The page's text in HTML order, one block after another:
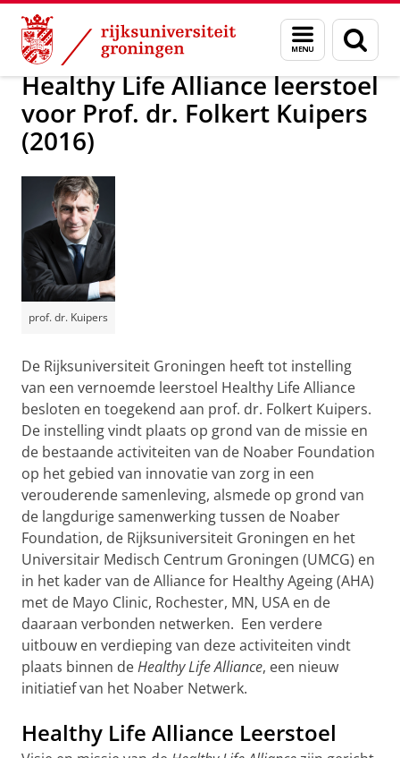
Skip
Content
Skip
Navigation
Menu
en
zoeken
Over ons Vernoemde leerstoelen
Healthy Life Alliance leerstoel
voor Prof. dr. Folkert Kuipers
(2016)
prof. dr. Kuipers
De Rijksuniversiteit Groningen heeft tot instelling
van een vernoemde leerstoel Healthy Life Alliance
besloten en toegekend aan prof. dr. Folkert Kuipers.
De instelling vindt plaats op grond van de missie en
de bestaande activiteiten van de Noaber Foundation
op het gebied van innovatie van zorg in een
verouderende samenleving, alsmede op grond van
de langdurige samenwerking tussen de Noaber
Foundation, de Rijksuniversiteit Groningen en het
Universitair Medisch Centrum Groningen (UMCG) en
in het kader van de Alliance for Healthy Ageing (AHA)
met de Mayo Clinic, Rochester, MN, USA en de
daaraan verbonden netwerken. Een verdere
uitbouw en verdieping van deze activiteiten vindt
plaats binnen deHealthy Life Alliance, een nieuw
initiatief van het Noaber Netwerk.
Healthy Life Alliance Leerstoel